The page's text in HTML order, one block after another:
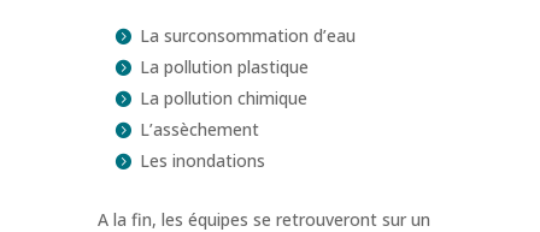
La surconsommation d’eau
La pollution plastique
La pollution chimique
L’assèchement
Les inondations
A la fin, les équipes se retrouveront sur un